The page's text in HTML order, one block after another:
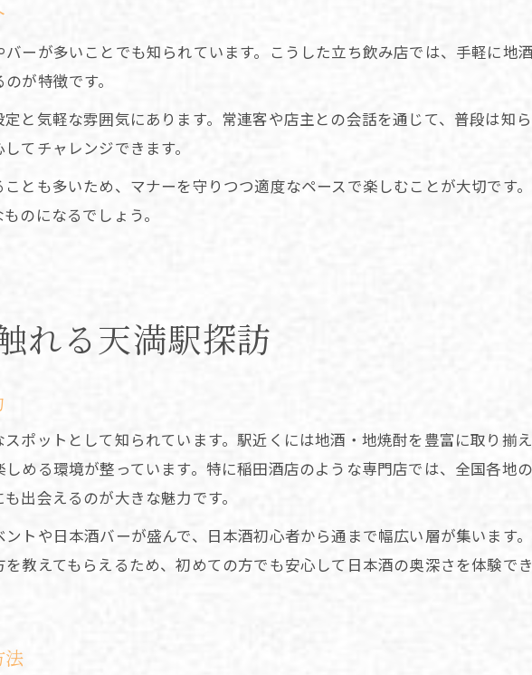
ーが多いことでも知られています。こうした立ち飲み店では、手軽に地
が特徴です。
と気軽な雰囲気にあります。常連客や店主との会話を通じて、普段は知
てチャレンジできます。
とも多いため、マナーを守りつつ適度なペースで楽しむことが大切です
のになるでしょう。
れる天満駅探訪
ポットとして知られています。駅近くには地酒・地焼酎を豊富に取り揃
める環境が整っています。特に稲田酒店のような専門店では、全国各地
出会えるのが大きな魅力です。
トや日本酒バーが盛んで、日本酒初心者から通まで幅広い層が集います。
教えてもらえるため、初めての方でも安心して日本酒の奥深さを体験で
法